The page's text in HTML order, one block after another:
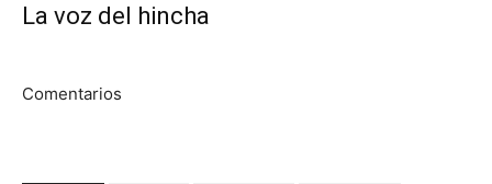
La voz del hincha
Comentarios